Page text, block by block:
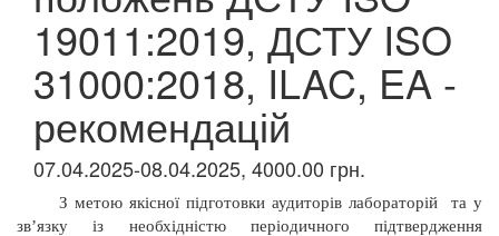
19011:2019, ДСТУ ISO
31000:2018, ILAC, EA -
рекомендацій
07.04.2025-08.04.2025, 4000.00 грн.
З метою якісної підготовки аудиторів лабораторій
та у
зв’язку із необхідністю періодичного підтвердження